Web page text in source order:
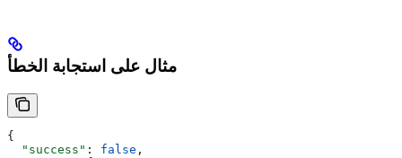
مثال على استجابة الخطأ
{
  "success"
: false ,